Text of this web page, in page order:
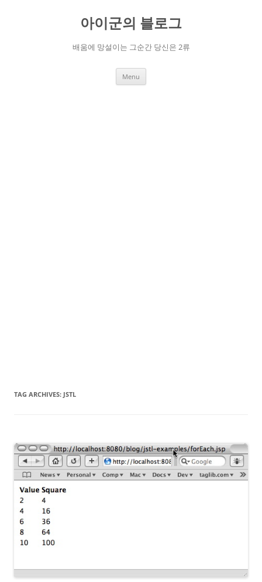
아이군의 블로그
배움에 망설이는 그순간 당신은 2류
Menu
TAG ARCHIVES: JSTL